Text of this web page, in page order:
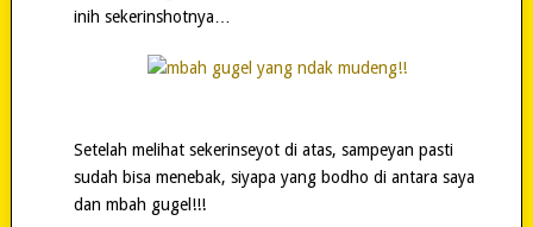
inih sekerinshotnya…
Setelah melihat sekerinseyot di atas, sampeyan pasti
sudah bisa menebak, siyapa yang bodho di antara saya
dan mbah gugel!!!